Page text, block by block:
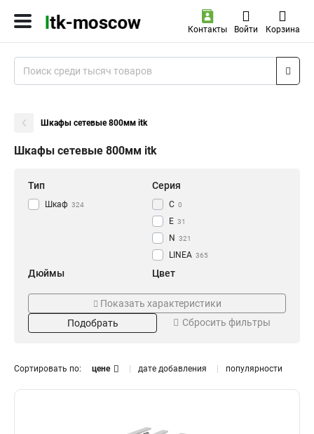
Контакты Войти Корзина
Шкафы сетевые 800мм itk
Шкафы сетевые 800мм itk
Тип
Шкаф 324
Серия
С 0
E 31
N 321
LINEA 365
Дюймы
19 190
Цвет
Черный 176
Серый 189
Материал Высота
Ширина
Показать характеристики
Подобрать
Сбросить фильтры
Сортировать по: цене дате добавления популярности